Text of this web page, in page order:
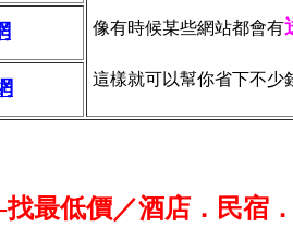
像有時候某些網站都會有
這樣就可以幫你省下不少
找最低價／酒店．民宿